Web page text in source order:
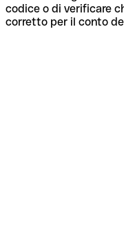
codice o di verificare
corretto per il conto